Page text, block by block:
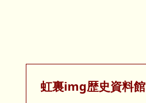
虹裏img歴史資料館